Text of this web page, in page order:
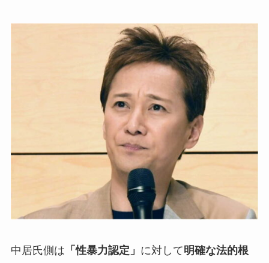
中居氏側は 「性暴力認定」 に対して明確な法的根